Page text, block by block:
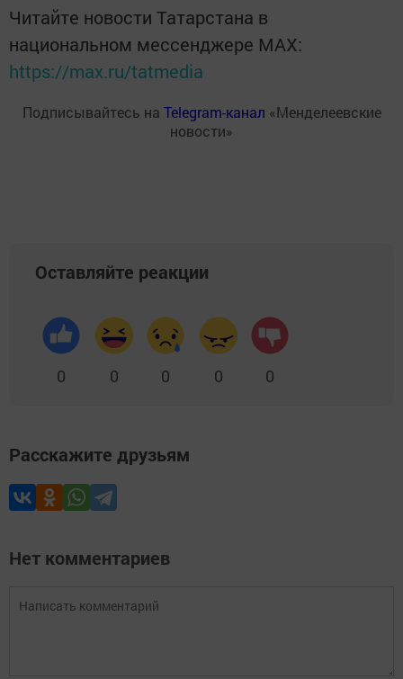
Читайте новости Татарстана в
национальном мессенджере MАХ:
https://max.ru/tatmedia
Подписывайтесь на Telegram-канал «Менделеевские
новости»
Оставляйте реакции
0 0 0 0 0
Расскажите друзьям
Нет комментариев